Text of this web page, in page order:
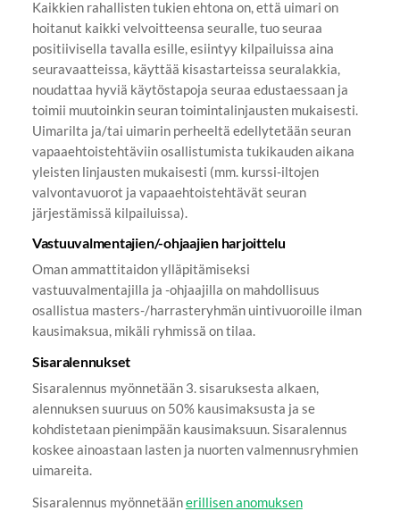
Kaikkien rahallisten tukien ehtona on, että uimari on
hoitanut kaikki velvoitteensa seuralle, tuo seuraa
positiivisella tavalla esille, esiintyy kilpailuissa aina
seuravaatteissa, käyttää kisastarteissa seuralakkia,
noudattaa hyviä käytöstapoja seuraa edustaessaan ja
toimii muutoinkin seuran toimintalinjausten mukaisesti.
Uimarilta ja/tai uimarin perheeltä edellytetään seuran
vapaaehtoistehtäviin osallistumista tukikauden aikana
yleisten linjausten mukaisesti (mm. kurssi-iltojen
valvontavuorot ja vapaaehtoistehtävät seuran
järjestämissä kilpailuissa).
Vastuuvalmentajien/-ohjaajien harjoittelu
Oman ammattitaidon ylläpitämiseksi
vastuuvalmentajilla ja -ohjaajilla on mahdollisuus
osallistua masters-/harrasteryhmän uintivuoroille ilman
kausimaksua, mikäli ryhmissä on tilaa.
Sisaralennukset
Sisaralennus myönnetään 3. sisaruksesta alkaen,
alennuksen suuruus on 50% kausimaksusta ja se
kohdistetaan pienimpään kausimaksuun. Sisaralennus
koskee ainoastaan lasten ja nuorten valmennusryhmien
uimareita.
Sisaralennus myönnetäänerillisen anomuksen